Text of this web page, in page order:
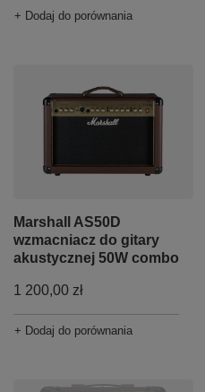
+ Dodaj do porównania
Marshall AS50D
wzmacniacz do gitary
akustycznej 50W combo
1 200,00 zł
+ Dodaj do porównania